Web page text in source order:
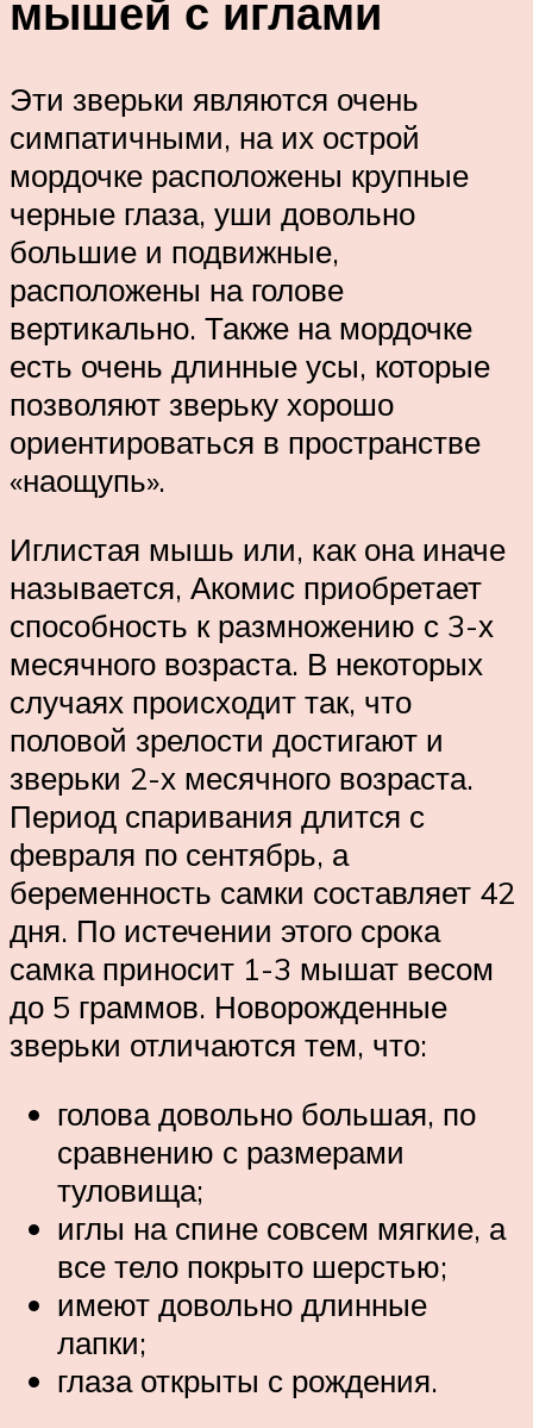
мышей с иглами
Эти зверьки являются очень
симпатичными, на их острой
мордочке расположены крупные
черные глаза, уши довольно
большие и подвижные,
расположены на голове
вертикально. Также на мордочке
есть очень длинные усы, которые
позволяют зверьку хорошо
ориентироваться в пространстве
«наощупь».
Иглистая мышь или, как она иначе
называется, Акомис приобретает
способность к размножению с 3-х
месячного возраста. В некоторых
случаях происходит так, что
половой зрелости достигают и
зверьки 2-х месячного возраста.
Период спаривания длится с
февраля по сентябрь, а
беременность самки составляет 42
дня. По истечении этого срока
самка приносит 1-3 мышат весом
до 5 граммов. Новорожденные
зверьки отличаются тем, что:
голова довольно большая, по
сравнению с размерами
туловища;
иглы на спине совсем мягкие, а
все тело покрыто шерстью;
имеют довольно длинные
лапки;
глаза открыты с рождения.